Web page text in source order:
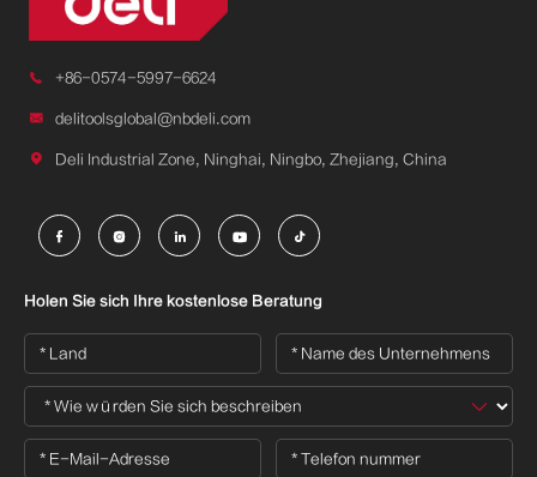
 +86-0574-5997-6624
 delitoolsglobal@nbdeli.com
 Deli Industrial Zone, Ninghai, Ningbo, Zhejiang, China
    
Holen Sie sich Ihre kostenlose Beratung